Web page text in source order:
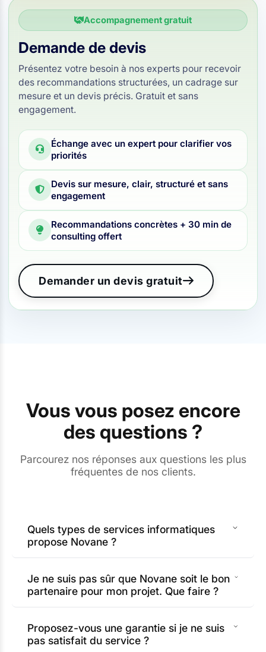
Accompagnement gratuit
Demande de devis
Présentez votre besoin à nos experts pour recevoir
des recommandations structurées, un cadrage sur
mesure et un devis précis. Gratuit et sans
engagement.
Échange avec un expert pour clarifier vos
priorités
Devis sur mesure, clair, structuré et sans
engagement
Recommandations concrètes + 30 min de
consulting offert
Demander un devis gratuit
Vous vous posez encore
des questions ?
Parcourez nos réponses aux questions les plus
fréquentes de nos clients.
Quels types de services informatiques
propose Novane ?
Je ne suis pas sûr que Novane soit le bon
partenaire pour mon projet. Que faire ?
Proposez-vous une garantie si je ne suis
pas satisfait du service ?